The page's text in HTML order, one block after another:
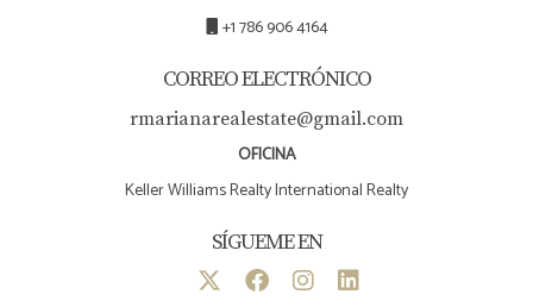
+1 786 906 4164
CORREO ELECTRÓNICO
rmarianarealestate@gmail.com
OFICINA
Keller Williams Realty International Realty
SÍGUEME EN